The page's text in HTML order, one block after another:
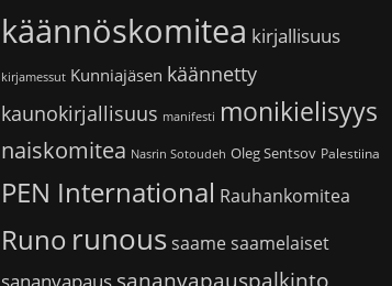
käännöskomitea kirjallisuus
kirjamessut Kunniajäsen käännetty
kaunokirjallisuus manifesti monikielisyys
naiskomitea Nasrin Sotoudeh Oleg Sentsov Palestiina
PEN International Rauhankomitea
Runo runoussaamesaamelaiset
sananvapaus sananvapauspalkinto